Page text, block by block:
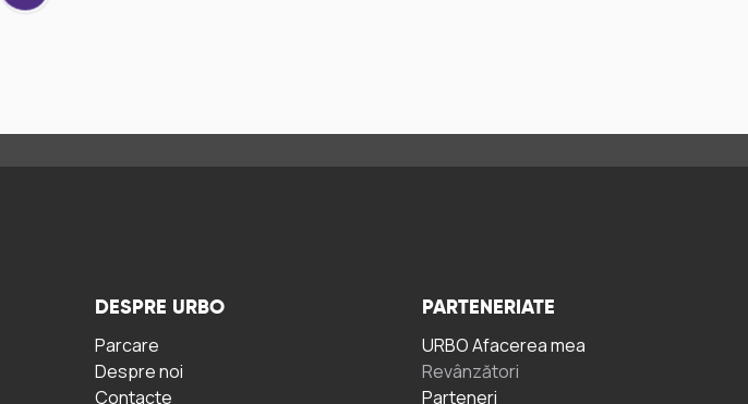
DESPRE URBO
Parcare
Despre noi
Contacte
PARTENERIATE
URBO Afacerea mea
Revânzători
Parteneri